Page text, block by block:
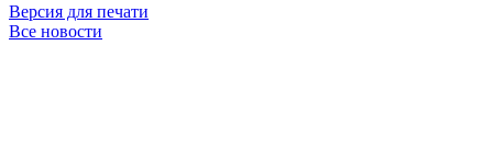
Версия для печати
Все новости